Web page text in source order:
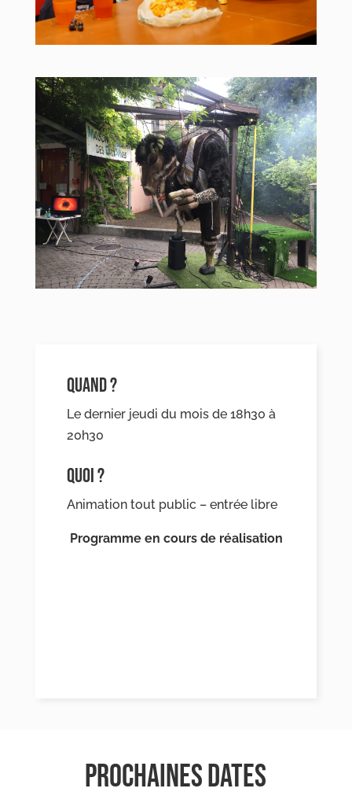
QUAND ?
Le dernier jeudi du mois de 18h30 à
20h30
QUOI ?
Animation tout public – entrée libre
Programme en cours de réalisation
PROCHAINES DATES